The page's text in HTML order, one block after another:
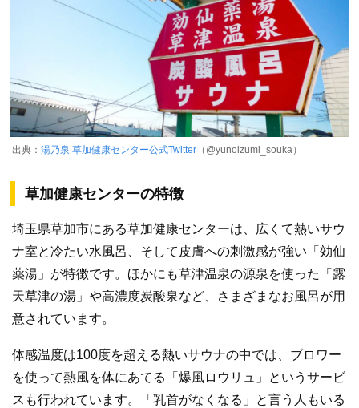
出典： 湯乃泉 草加健康センター公式Twitter （@yunoizumi_souka）
草加健康センターの特徴
埼玉県草加市にある草加健康センターは、広くて熱いサウ
ナ室と冷たい水風呂、そして皮膚への刺激感が強い「効仙
薬湯」が特徴です。ほかにも草津温泉の源泉を使った「露
天草津の湯」や高濃度炭酸泉など、さまざまなお風呂が用
意されています。
体感温度は100度を超える熱いサウナの中では、ブロワー
を使って熱風を体にあてる「爆風ロウリュ」というサービ
スも行われています。「乳首がなくなる」と言う人もいる